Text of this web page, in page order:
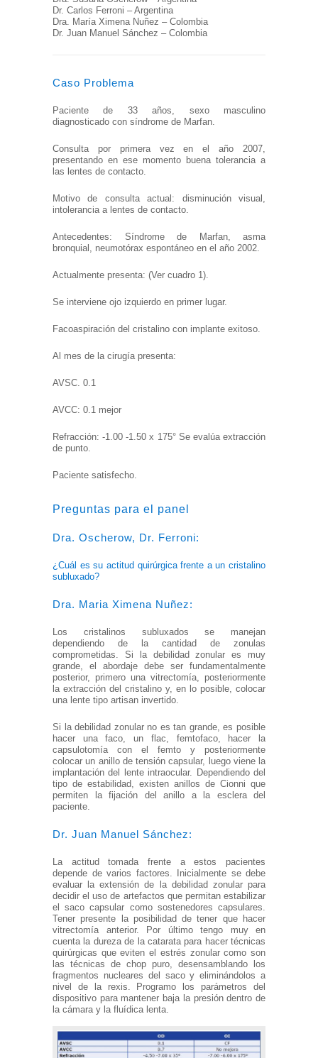
Dr. Carlos Ferroni – Argentina
Dra. María Ximena Nuñez – Colombia
Dr. Juan Manuel Sánchez – Colombia
Caso Problema
Paciente de 33 años, sexo masculino
diagnosticado con síndrome de Marfan.
Consulta por primera vez en el año 2007,
presentando en ese momento buena tolerancia a
las lentes de contacto.
Motivo de consulta actual: disminución visual,
intolerancia a lentes de contacto.
Antecedentes: Síndrome de Marfan, asma
bronquial, neumotórax espontáneo en el año 2002.
Actualmente presenta: (Ver cuadro 1).
Se interviene ojo izquierdo en primer lugar.
Facoaspiración del cristalino con implante exitoso.
Al mes de la cirugía presenta:
AVSC. 0.1
AVCC: 0.1 mejor
Refracción: -1.00 -1.50 x 175° Se evalúa extracción
de punto.
Paciente satisfecho.
Preguntas para el panel
Dra. Oscherow, Dr. Ferroni:
¿Cuál es su actitud quirúrgica frente a un cristalino
subluxado?
Dra. Maria Ximena Nuñez:
Los cristalinos subluxados se manejan
dependiendo de la cantidad de zonulas
comprometidas. Si la debilidad zonular es muy
grande, el abordaje debe ser fundamentalmente
posterior, primero una vitrectomía, posteriormente
la extracción del cristalino y, en lo posible, colocar
una lente tipo artisan invertido.
Si la debilidad zonular no es tan grande, es posible
hacer una faco, un flac, femtofaco, hacer la
capsulotomía con el femto y posteriormente
colocar un anillo de tensión capsular, luego viene la
implantación del lente intraocular. Dependiendo del
tipo de estabilidad, existen anillos de Cionni que
permiten la fijación del anillo a la esclera del
paciente.
Dr. Juan Manuel Sánchez:
La actitud tomada frente a estos pacientes
depende de varios factores. Inicialmente se debe
evaluar la extensión de la debilidad zonular para
decidir el uso de artefactos que permitan estabilizar
el saco capsular como sostenedores capsulares.
Tener presente la posibilidad de tener que hacer
vitrectomía anterior. Por último tengo muy en
cuenta la dureza de la catarata para hacer técnicas
quirúrgicas que eviten el estrés zonular como son
las técnicas de chop puro, desensamblando los
fragmentos nucleares del saco y eliminándolos a
nivel de la rexis. Programo los parámetros del
dispositivo para mantener baja la presión dentro de
la cámara y la fluídica lenta.